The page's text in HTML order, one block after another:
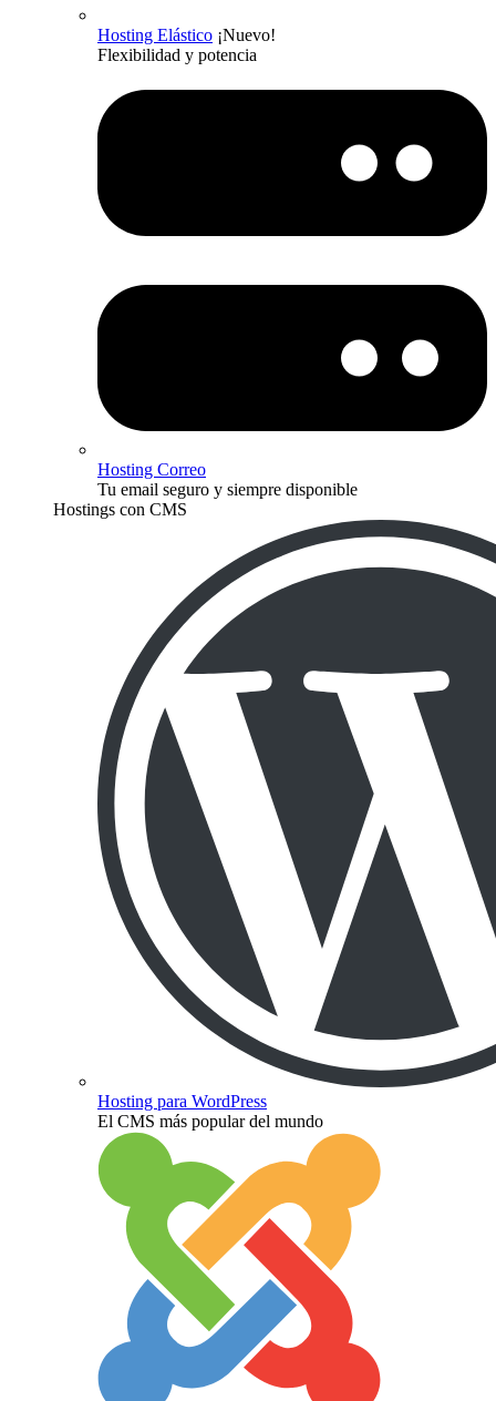
Hosting Elástico ¡Nuevo!
Flexibilidad y potencia
Hosting Correo
Tu email seguro y siempre disponible
Hostings con CMS
Hosting para WordPress
El CMS más popular del mundo